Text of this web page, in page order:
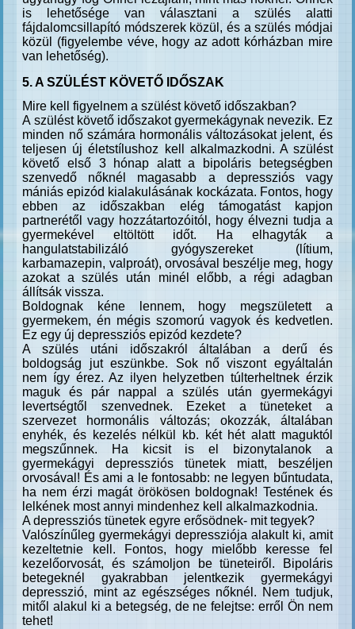
is lehetősége van választani a szülés alatti
fájdalomcsillapító módszerek közül, és a szülés módjai
közül (figyelembe véve, hogy az adott kórházban mire
van lehetőség).
5. A SZÜLÉST KÖVETŐ IDŐSZAK
Mire kell figyelnem a szülést követő időszakban?
A szülést követő időszakot gyermekágynak nevezik. Ez
minden nő számára hormonális változásokat jelent, és
teljesen új életstílushoz kell alkalmazkodni. A szülést
követő első 3 hónap alatt a bipoláris betegségben
szenvedő nőknél magasabb a depressziós vagy
mániás epizód kialakulásának kockázata. Fontos, hogy
ebben az időszakban elég támogatást kapjon
partnerétől vagy hozzátartozóitól, hogy élvezni tudja a
gyermekével eltöltött időt. Ha elhagyták a
hangulatstabilizáló gyógyszereket (lítium,
karbamazepin, valproát), orvosával beszélje meg, hogy
azokat a szülés után minél előbb, a régi adagban
állítsák vissza.
Boldognak kéne lennem, hogy megszületett a
gyermekem, én mégis szomorú vagyok és kedvetlen.
Ez egy új depressziós epizód kezdete?
A szülés utáni időszakról általában a derű és
boldogság jut eszünkbe. Sok nő viszont egyáltalán
nem így érez. Az ilyen helyzetben túlterheltnek érzik
maguk és pár nappal a szülés után gyermekágyi
levertségtől szenvednek. Ezeket a tüneteket a
szervezet hormonális változás; okozzák, általában
enyhék, és kezelés nélkül kb. két hét alatt maguktól
megszűnnek. Ha kicsit is el bizonytalanok a
gyermekágyi depressziós tünetek miatt, beszéljen
orvosával! És ami a le fontosabb: ne legyen bűntudata,
ha nem érzi magát örökösen boldognak! Testének és
lelkének most annyi mindenhez kell alkalmazkodnia.
A depressziós tünetek egyre erősödnek- mit tegyek?
Valószínűleg gyermekágyi depressziója alakult ki, amit
kezeltetnie kell. Fontos, hogy mielőbb keresse fel
kezelőorvosát, és számoljon be tüneteiről. Bipoláris
betegeknél gyakrabban jelentkezik gyermekágyi
depresszió, mint az egészséges nőknél. Nem tudjuk,
mitől alakul ki a betegség, de ne felejtse: erről Ön nem
tehet!